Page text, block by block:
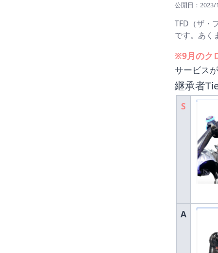
公開日： 2023/
TFD（ザ・
です。あく
※9月のク
サービス
継承者
S
A